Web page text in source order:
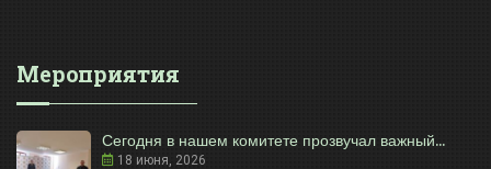
Мероприятия
Сегодня в нашем комитете прозвучал важный...
18 июня, 2026